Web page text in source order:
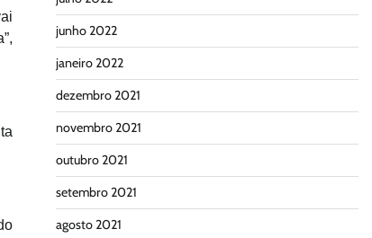
junho 2022
janeiro 2022
dezembro 2021
novembro 2021
outubro 2021
setembro 2021
agosto 2021